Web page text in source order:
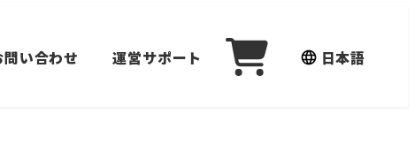
問い合わせ 運営サポート 日本語